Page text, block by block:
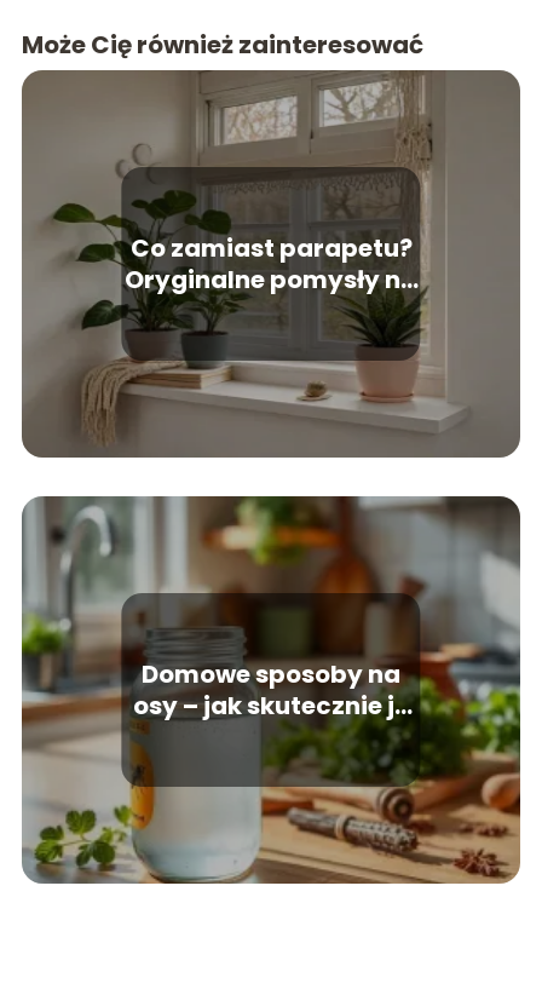
Może Cię również zainteresować
Co zamiast parapetu?
Oryginalne pomysły na
wykończenie okna
Domowe sposoby na
osy – jak skutecznie je
odstraszyć?